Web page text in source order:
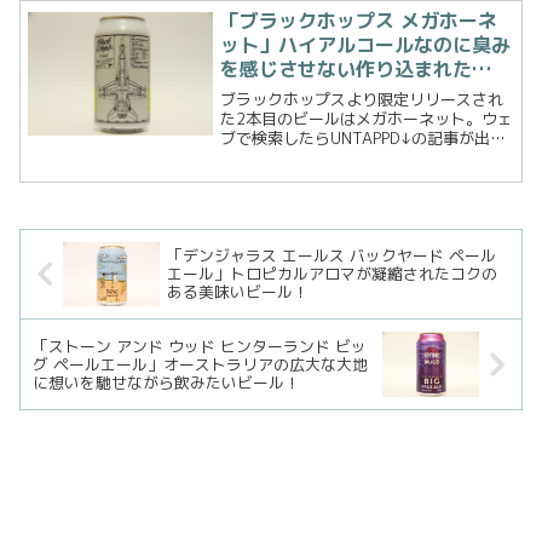
文化を持つメルボルン、食事の際に飲ま
れるクラフトビールが美味...
「ブラックホップス メガホーネ
ット」ハイアルコールなのに臭み
を感じさせない作り込まれた
IPA！
ブラックホップスより限定リリースされ
た2本目のビールはメガホーネット。ウェ
ブで検索したらUNTAPPD↓の記事が出て
んな一文が。「Originally brewed for
「デンジャラス エールス バックヤード ペール
エール」トロピカルアロマが凝縮されたコクの
ある美味いビール！
「ストーン アンド ウッド ヒンターランド ビッ
グ ペールエール」オーストラリアの広大な大地
に想いを馳せながら飲みたいビール！